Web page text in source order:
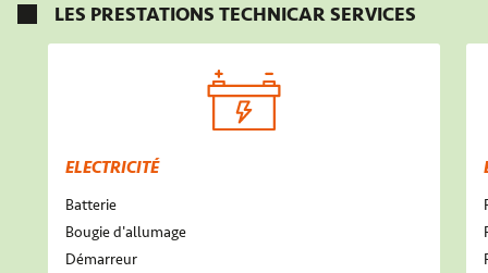
LES PRESTATIONS TECHNICAR SERVICES
ELECTRICITÉ
Batterie
Bougie d'allumage
Démarreur